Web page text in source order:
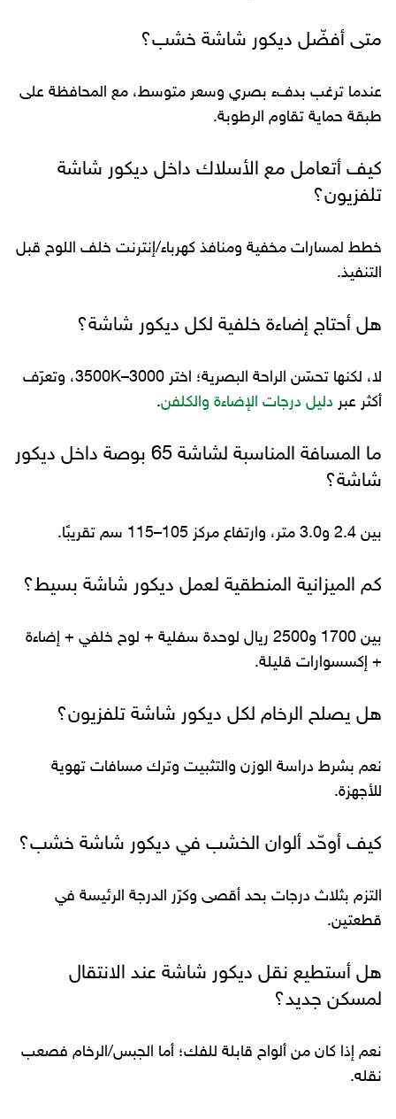
متى أفضّل ديكور شاشة خشب؟
عندما ترغب بدفء بصري وسعر متوسط، مع المحافظة على
طبقة حماية تقاوم الرطوبة.
كيف أتعامل مع الأسلاك داخل ديكور شاشة
تلفزيون؟
خطط لمسارات مخفية ومنافذ كهرباء/إنترنت خلف اللوح قبل
التنفيذ.
هل أحتاج إضاءة خلفية لكل ديكور شاشة؟
لا، لكنها تحسّن الراحة البصرية؛ اختر 3000–3500K، وتعرّف
أكثر عبر دليل درجات الإضاءة والكلفن.
ما المسافة المناسبة لشاشة 65 بوصة داخل ديكور
شاشة؟
بين 2.4 و3.0 متر، وارتفاع مركز 105–115 سم تقريبًا.
كم الميزانية المنطقية لعمل ديكور شاشة بسيط؟
بين 1700 و2500 ريال لوحدة سفلية + لوح خلفي + إضاءة
+ إكسسوارات قليلة.
هل يصلح الرخام لكل ديكور شاشة تلفزيون؟
نعم بشرط دراسة الوزن والتثبيت وترك مسافات تهوية
للأجهزة.
كيف أوحّد ألوان الخشب في ديكور شاشة خشب؟
التزم بثلاث درجات بحد أقصى وكرّر الدرجة الرئيسة في
قطعتين.
هل أستطيع نقل ديكور شاشة عند الانتقال
لمسكن جديد؟
نعم إذا كان من ألواح قابلة للفك؛ أما الجبس/الرخام فصعب
نقله.